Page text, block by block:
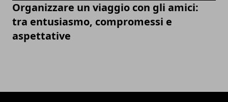
Organizzare un viaggio con gli amici:
tra entusiasmo, compromessi e
aspettative